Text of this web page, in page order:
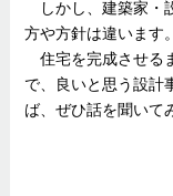
しかし、建築家・
方や方針は違います。
住宅を完成させる
で、良いと思う設計
ば、ぜひ話を聞いて